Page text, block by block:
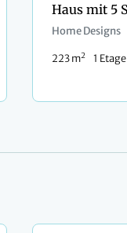
Home Designs
223 m2 1 Etage